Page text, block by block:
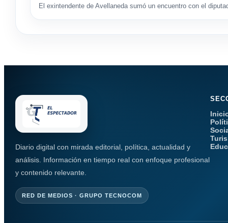
El exintendente de Avellaneda sumó un encuentro con el
Diario digital con mirada editorial, política, actualidad y
análisis. Información en tiempo real con enfoque profesional
y contenido relevante.
RED DE MEDIOS · GRUPO TECNOCOM